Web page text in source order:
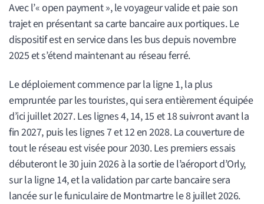
Avec l’« open payment », le voyageur valide et paie son
trajet en présentant sa carte bancaire aux portiques. Le
dispositif est en service dans les bus depuis novembre
2025 et s’étend maintenant au réseau ferré.
Le déploiement commence par la ligne 1, la plus
empruntée par les touristes, qui sera entièrement équipée
d’ici juillet 2027. Les lignes 4, 14, 15 et 18 suivront avant la
fin 2027, puis les lignes 7 et 12 en 2028. La couverture de
tout le réseau est visée pour 2030. Les premiers essais
débuteront le 30 juin 2026 à la sortie de l’aéroport d’Orly,
sur la ligne 14, et la validation par carte bancaire sera
lancée sur le funiculaire de Montmartre le 8 juillet 2026.